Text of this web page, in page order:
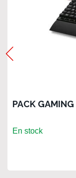
PACK
En stock